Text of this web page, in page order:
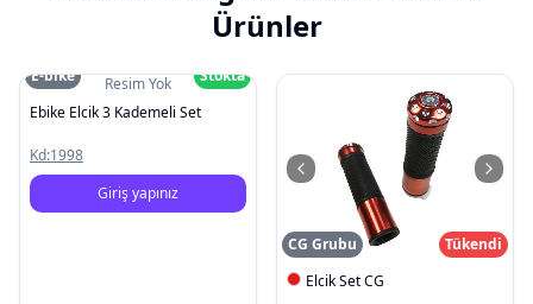
Ürünler
Resim Yok
E-bike
Stokta
Ebike Elcik 3 Kademeli Set
Kd:1998
Giriş yapınız
CG Grubu
Tükendi
Elcik Set CG